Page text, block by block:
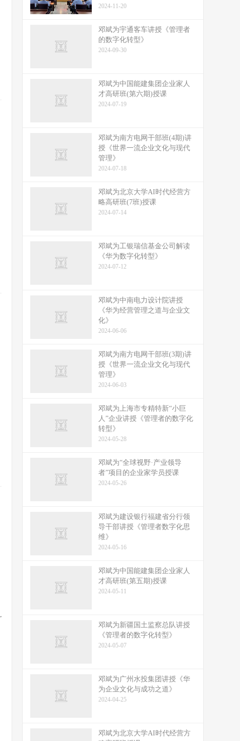
2024-11-20
邓斌为宇通客车讲授《管理者
的数字化转型》
2024-09-30
邓斌为中国能建集团企业家人
才高研班(第六期)授课
2024-07-19
邓斌为南方电网干部班(4期)讲
授《世界一流企业文化与现代
管理》
2024-07-18
邓斌为北京大学AI时代经营方
略高研班(7班)授课
2024-07-14
邓斌为工银瑞信基金公司解读
《华为数字化转型》
2024-07-12
邓斌为中南电力设计院讲授
《华为经营管理之道与企业文
化》
2024-06-06
邓斌为南方电网干部班(3期)讲
授《世界一流企业文化与现代
管理》
2024-06-03
邓斌为上海市专精特新“小巨
人”企业讲授《管理者的数字化
转型》
2024-05-28
邓斌为“全球视野·产业领导
者”项目的企业家学员授课
2024-05-26
邓斌为建设银行福建省分行领
导干部讲授《管理者数字化思
维》
2024-05-16
邓斌为中国能建集团企业家人
才高研班(第五期)授课
2024-05-11
邓斌为新疆国土监察总队讲授
《管理者的数字化转型》
2024-05-07
邓斌为广州水投集团讲授《华
为企业文化与成功之道》
2024-04-25
邓斌为北京大学AI时代经营方